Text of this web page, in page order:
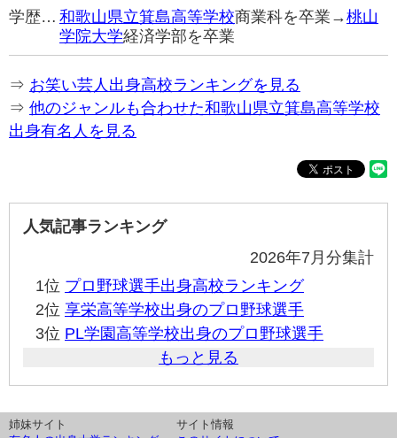
学歴… 和歌山県立箕島高等学校商業科を卒業→桃山
学院大学経済学部を卒業
⇒ お笑い芸人出身高校ランキングを見る
⇒ 他のジャンルも合わせた和歌山県立箕島高等学校
出身有名人を見る
人気記事ランキング
2026年7月分集計
1位 プロ野球選手出身高校ランキング
2位 享栄高等学校出身のプロ野球選手
3位 PL学園高等学校出身のプロ野球選手
もっと見る
姉妹サイト
サイト情報